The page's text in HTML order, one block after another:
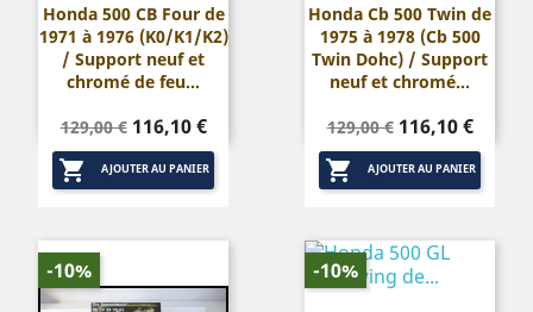
Honda 500 CB Four de
1971 à 1976 (K0/K1/K2)
/ Support neuf et
chromé de feu...
Prix
de
base
129,00 € Prix
116,10 €
 AJOUTER AU PANIER
Honda Cb 500 Twin de
1975 à 1978 (Cb 500
Twin Dohc) / Support
neuf et chromé...
Prix
de
base
129,00 € Prix
116,10 €
 AJOUTER AU PANIER
-10% -10%